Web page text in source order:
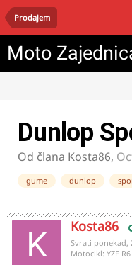
Prodajem
Moto
Dunlop
Od člana Kosta86,
gume dunlop
Kosta86
Svrati ponekad,
Motocikl: YZF R6